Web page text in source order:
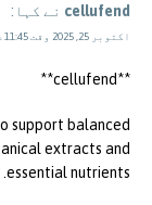
cellufend نے کہا:
اکتوبر 25, 2025 وقت 11:45 شام
** cellufend**
support balanced
extracts and
essential nutrients.